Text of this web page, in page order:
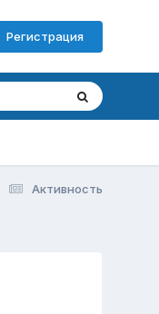
Регистрация
Активность